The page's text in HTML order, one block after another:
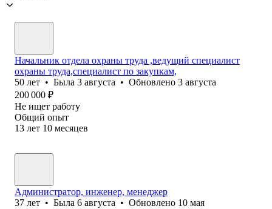
Начальник отдела охраны труда ,ведущий специалист
охраны труда,специалист по закупкам,
50 лет • Была 3 августа • Обновлено 3 августа
200 000 ₽
Не ищет работу
Общий опыт
13 лет 10 месяцев
Администратор, инженер, менеджер
37 лет • Была 6 августа • Обновлено 10 мая